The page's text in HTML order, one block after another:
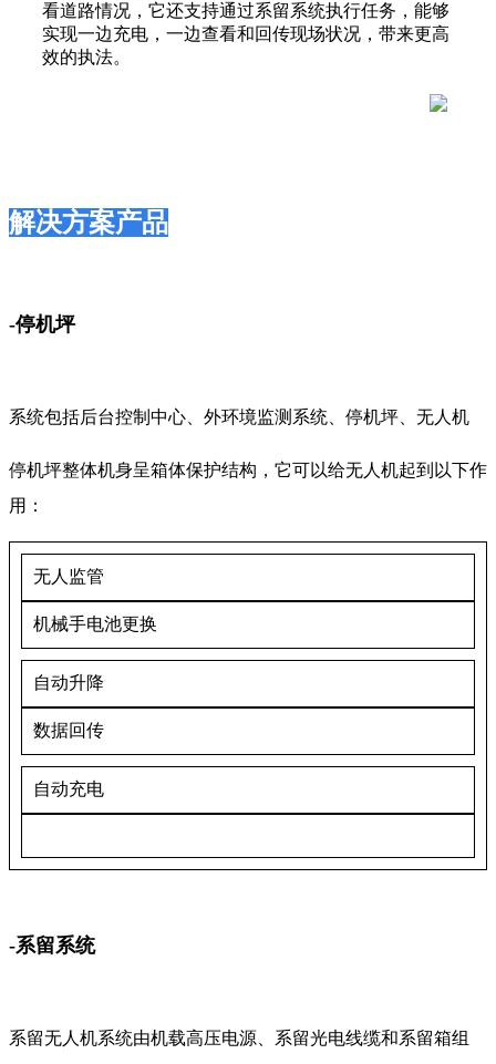
看道路情况，它还支持通过系留系统执行任务，能够
实现一边充电，一边查看和回传现场状况，带来更高
效的执法。
解决方案产品
-停机坪
系统包括后台控制中心、外环境监测系统、停机坪、无人机
停机坪整体机身呈箱体保护结构，它可以给无人机起到以下作
用：
无人监管
机械手电池更换
自动升降
数据回传
自动充电
-系留系统
系留无人机系统由机载高压电源、系留光电线缆和系留箱组